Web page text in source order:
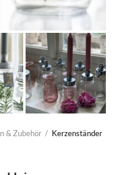
& Zubehör Kerzenständer